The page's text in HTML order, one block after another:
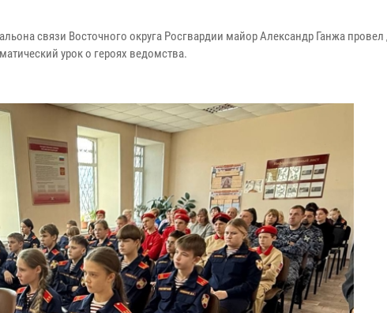
связи Восточного округа Росгвардии майор Александр Ганжа провел
урок о героях ведомства.